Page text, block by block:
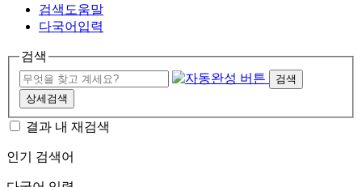
검색도움말
다국어입력
검색
검색
상세검색
결과 내 재검색
인기 검색어